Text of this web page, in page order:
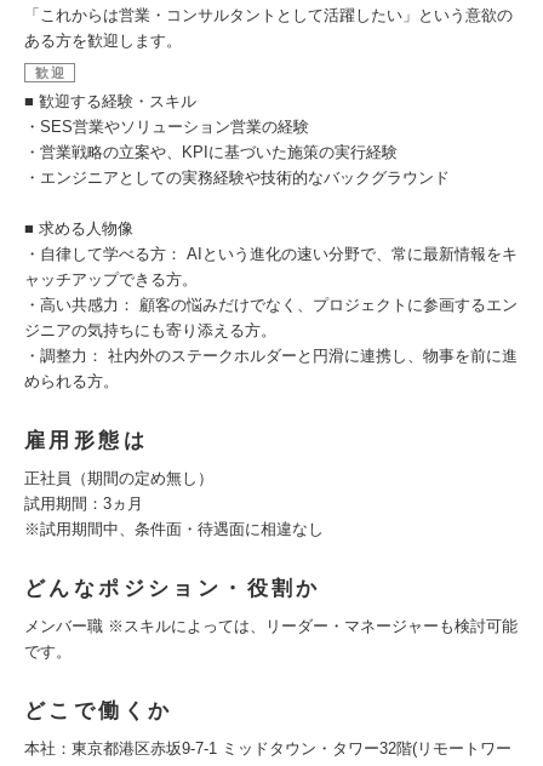
「これからは営業・コンサルタントとして活躍したい」という意欲の
ある方を歓迎します。
歓迎
■ 歓迎する経験・スキル
・SES営業やソリューション営業の経験
・営業戦略の立案や、KPIに基づいた施策の実行経験
・エンジニアとしての実務経験や技術的なバックグラウンド
■ 求める人物像
・自律して学べる方： AIという進化の速い分野で、常に最新情報をキ
ャッチアップできる方。
・高い共感力： 顧客の悩みだけでなく、プロジェクトに参画するエン
ジニアの気持ちにも寄り添える方。
・調整力： 社内外のステークホルダーと円滑に連携し、物事を前に進
められる方。
雇用形態は
正社員（期間の定め無し）
試用期間：3ヵ月
※試用期間中、条件面・待遇面に相違なし
どんなポジション・役割か
メンバー職 ※スキルによっては、リーダー・マネージャーも検討可能
です。
どこで働くか
本社：東京都港区赤坂9-7-1 ミッドタウン・タワー32階(リモートワー